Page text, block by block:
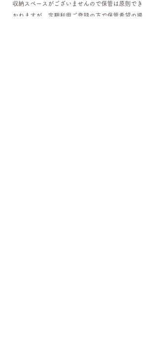
収納スペースがございませんので保管は原則でき
かねますが、定期利用ご登録の方で保管希望の場